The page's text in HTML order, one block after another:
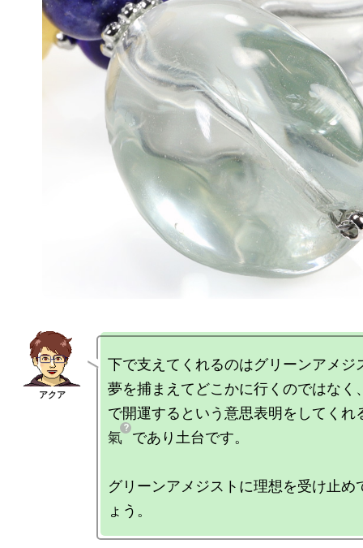
下で支えてくれるのはグリーンアメジ
夢を捕まえてどこかに行くのではなく
で開運するという意思表明をしてくれ
氣
であり土台です。
グリーンアメジストに理想を受け止め